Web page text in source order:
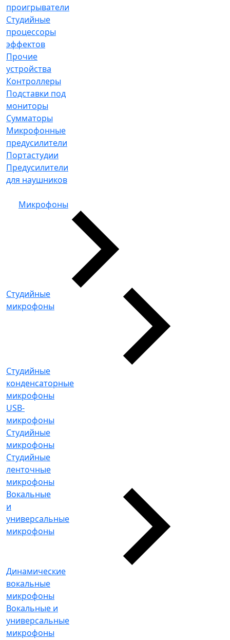
проигрыватели
Студийные
процессоры
эффектов
Прочие
устройства
Контроллеры
Подставки под
мониторы
Сумматоры
Микрофонные
предусилители
Портастудии
Предусилители
для наушников
Микрофоны
Студийные
микрофоны
Студийные
конденсаторные
микрофоны
USB-
микрофоны
Студийные
микрофоны
Студийные
ленточные
микрофоны
Вокальные
и
универсальные
микрофоны
Динамические
вокальные
микрофоны
Вокальные и
универсальные
микрофоны